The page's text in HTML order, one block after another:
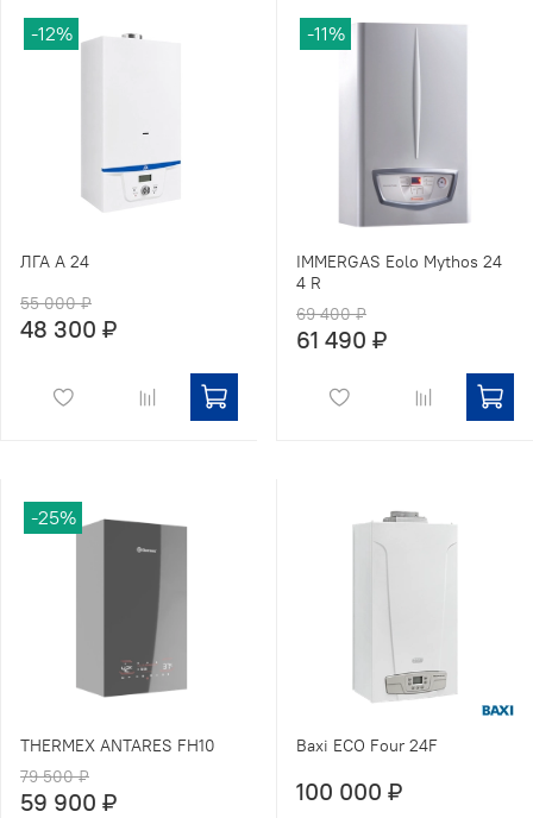
-12%
ЛГА А 24
55 000 ₽
48 300 ₽
-11%
IMMERGAS Eolo Mythos 24
4 R
69 400 ₽
61 490 ₽
-25%
THERMEX ANTARES FH10
79 500 ₽
59 900 ₽
Baxi ECO Four 24F
100 000 ₽